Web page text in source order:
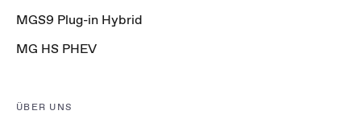
MGS9 Plug-in Hybrid
MG HS PHEV
ÜBER UNS